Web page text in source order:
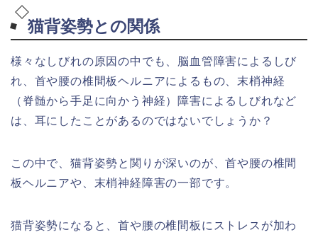
猫背姿勢との関係
様々なしびれの原因の中でも、脳血管障害によるしび
れ、首や腰の椎間板ヘルニアによるもの、末梢神経
（脊髄から手足に向かう神経）障害によるしびれなど
は、耳にしたことがあるのではないでしょうか？
この中で、猫背姿勢と関りが深いのが、首や腰の椎間
板ヘルニアや、末梢神経障害の一部です。
猫背姿勢になると、首や腰の椎間板にストレスが加わ